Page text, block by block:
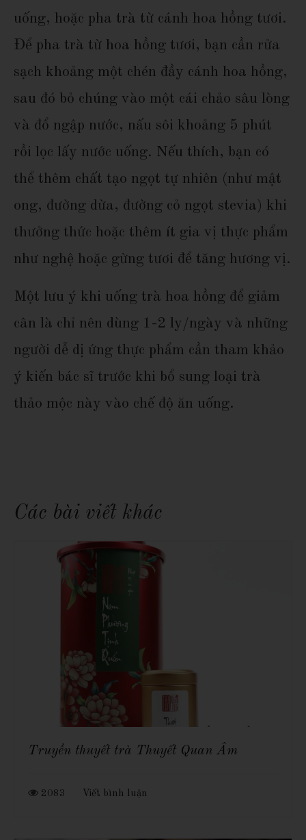
uống, hoặc pha trà từ cánh hoa hồng tươi.
Để pha trà từ hoa hồng tươi, bạn cần rửa
sạch khoảng một chén đầy cánh hoa hồng,
sau đó bỏ chúng vào một cái chảo sâu lòng
và đổ ngập nước, nấu sôi khoảng 5 phút
rồi lọc lấy nước uống. Nếu thích, bạn có
thể thêm chất tạo ngọt tự nhiên (như mật
ong, đường dừa, đường cỏ ngọt stevia) khi
thưởng thức hoặc thêm ít gia vị thực phẩm
như nghệ hoặc gừng tươi để tăng hương vị.
Một lưu ý khi uống trà hoa hồng để giảm
cân là chỉ nên dùng 1-2 ly/ngày và những
người dễ dị ứng thực phẩm cần tham khảo
ý kiến bác sĩ trước khi bổ sung loại trà
thảo mộc này vào chế độ ăn uống.
Các bài viết khác
Truyền thuyết trà Thuyết Quan Âm
2083 Viết bình luận